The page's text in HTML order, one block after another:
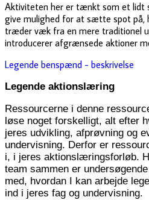
Aktiviteten her er tænkt som et lidt
give mulighed for at sætte spot på,
træder væk fra en mere traditionel
introducerer afgrænsede aktioner
Legende benspænd - beskrivelse
Legende aktionslæring
Ressourcerne i denne
løse noget forskelligt, alt efter
jeres udvikling, afprøvning og
undervisning. Derfor er
i, i jeres aktionslæringsforløb.
team sammen er
med, hvordan I kan arbejde
ind i jeres fag og undervisning.